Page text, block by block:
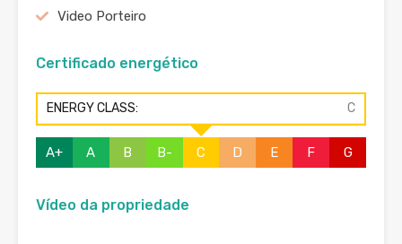
Video Porteiro
Certificado energético
ENERGY CLASS: C
A+ A B B- C D E F G
Vídeo da propriedade